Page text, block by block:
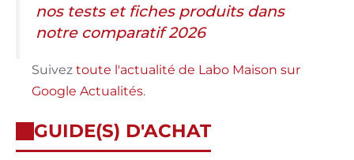
nos tests et fiches produits dans
notre comparatif 2026
Suivez toute l'actualité de Labo Maison sur
Google Actualités.
GUIDE(S) D'ACHAT